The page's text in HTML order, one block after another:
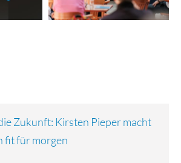
Zukunft: Kirsten Pieper macht
fit für morgen